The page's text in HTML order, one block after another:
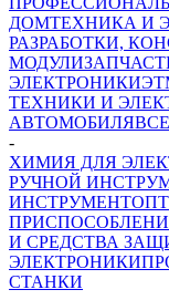
ДОМТЕХНИКА И
РАЗРАБОТКИ,
МОДУЛИ
ЭЛЕКТРОНИКИ
ТЕХНИКИ И
АВТОМОБИЛЯ
-
ХИМИЯ ДЛЯ
РУЧНОЙ
ИНСТРУМЕНТ
И СРЕДСТВА
ЭЛЕКТРОНИКИ
СТАНКИ